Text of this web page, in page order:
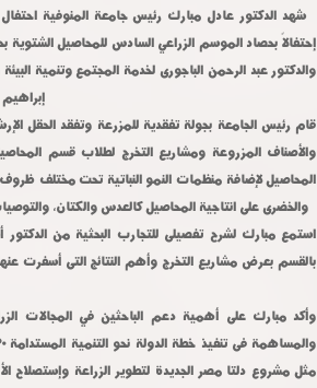
شهد الدكتور عادل مبارك رئيس جامعة المنوفية
إحتفالاً بحصاد الموسم الزراعي السادس للمحاصيل الشتوية
والدكتور عبد الرحمن الباجورى لخدمة المجتمع وتنمية
قام رئيس الجامعة بجولة تفقدية للمزرعة وتفقد الحقل
والأصناف المزروعة ومشاريع التخرج لطلاب قسم
المحاصيل لإضافة منظمات النمو النباتية تحت مختلف ظروف
والخضرى على انتاجية المحاصيل كالعدس والكتان،
استمع مبارك لشرح تفصيلى للتجارب البحثية من
بالقسم بعرض مشاريع التخرج وأهم النتائج التى أسفرت
وأكد مبارك على أهمية دعم الباحثين في المجالات
مثل مشروع دلتا مصر الجديدة لتطوير الزراعة وإستصلاح